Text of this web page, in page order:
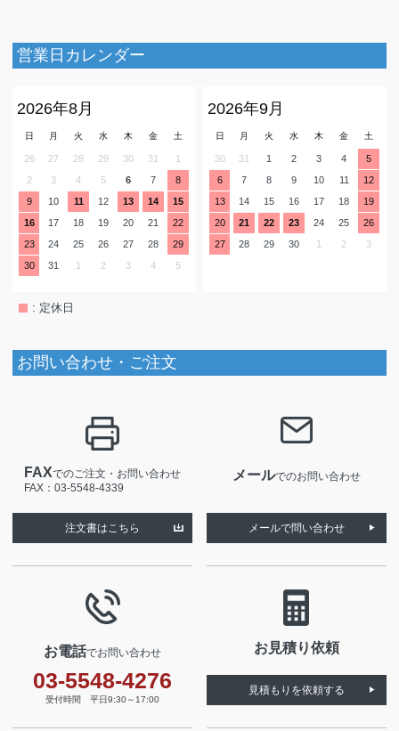
営業日カレンダー
2026年8月
日 月 火 水 木 金 土
26 27 28 29 30 31
1
2
3 4 5 6 7
8
9
10 11 12 13 14
15
16
17 18 19 20 21
22
23
24 25 26 27 28
29
30
31 1 2 3 4 5
2026年9月
日 月 火 水 木 金 土
30 31 1 2 3 4
5
6
7 8 9 10 11
12
13
14 15 16 17 18
19
20
21 22 23 24 25
26
27
28 29 30 1 2 3
: 定休日
お問い合わせ・ご注文
FAXでのご注文・お問い合わせ
FAX：03-5548-4339
注文書はこちら
メールでのお問い合わせ
メールで問い合わせ
お電話でお問い合わせ
03-5548-4276
受付時間 平日9:30～17:00
お見積り依頼
見積もりを依頼する